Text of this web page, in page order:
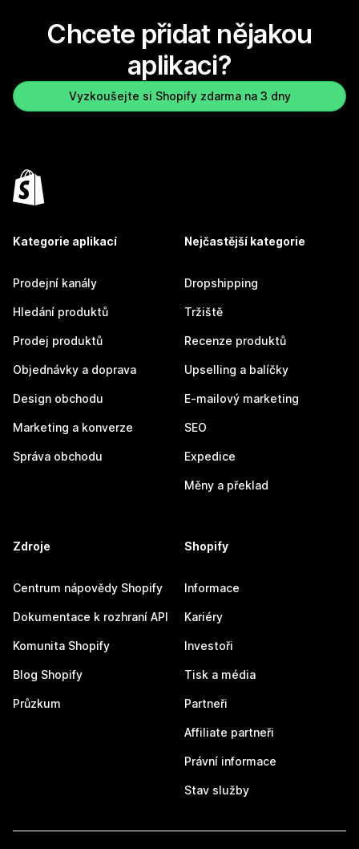
Chcete přidat nějakou
aplikaci?
Vyzkoušejte si Shopify zdarma na 3 dny
Kategorie aplikací
Prodejní kanály
Hledání produktů
Prodej produktů
Objednávky a doprava
Design obchodu
Marketing a konverze
Správa obchodu
Nejčastější kategorie
Dropshipping
Tržiště
Recenze produktů
Upselling a balíčky
E-mailový marketing
SEO
Expedice
Měny a překlad
Zdroje
Centrum nápovědy Shopify
Dokumentace k rozhraní API
Komunita Shopify
Blog Shopify
Průzkum
Shopify
Informace
Kariéry
Investoři
Tisk a média
Partneři
Affiliate partneři
Právní informace
Stav služby